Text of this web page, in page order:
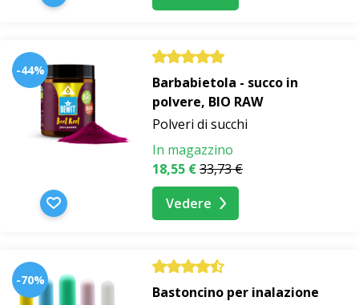
-44%
Barbabietola - succo in
polvere, BIO RAW
Polveri di succhi
In magazzino
18,55 €33,73 €
Vedere
-70%
Bastoncino per inalazione